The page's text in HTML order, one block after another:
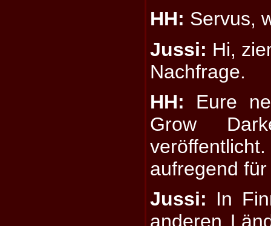
HH: Servus,
Jussi: Hi,
Nachfrage.
HH: Eure
Grow
aufregend
Jussi: In
anderen